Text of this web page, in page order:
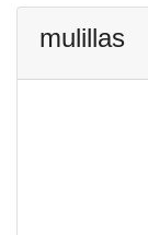
mulillas